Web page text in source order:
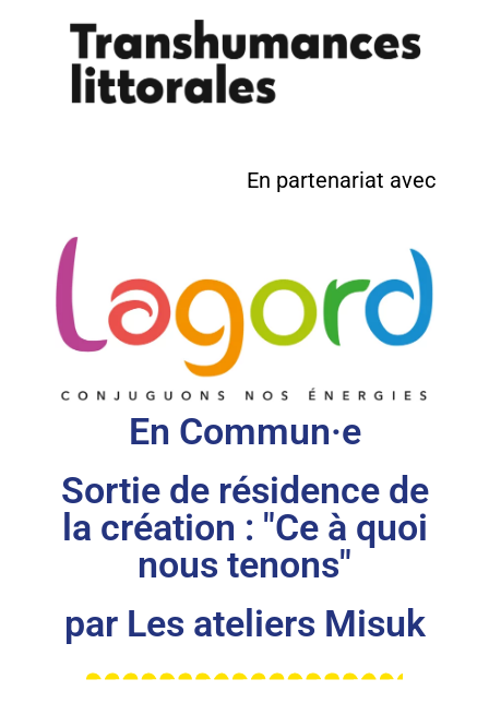
En partenariat avec
En Commun·e
Sortie de résidence de
la création : "Ce à quoi
nous tenons"
par Les ateliers Misuk